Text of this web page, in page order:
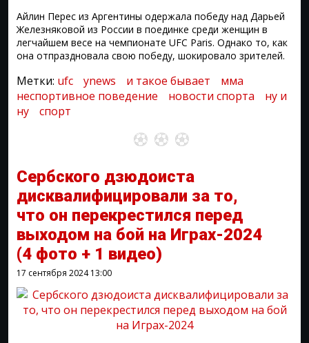
Айлин Перес из Аргентины одержала победу над Дарьей
Железняковой из России в поединке среди женщин в
легчайшем весе на чемпионате UFC Paris. Однако то, как
она отпраздновала свою победу, шокировало зрителей.
Метки: ufc ynews и такое бывает
мма
неспортивное поведение
новости спорта
ну и
ну
спорт
Сербского дзюдоиста
дисквалифицировали за то,
что он перекрестился перед
выходом на бой на Играх-2024
(4 фото + 1 видео)
17 сентября 202413:00